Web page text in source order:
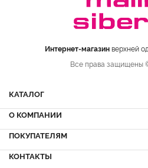
Интернет-магазинверхней
Все права защищены
КАТАЛОГ
Шубы
Шубы из норки
Шубы из куницы
О КОМПАНИИ
Вопрос-ответ
Сервисный центр
ПОКУПАТЕЛЯМ
Акции
КОНТАКТЫ